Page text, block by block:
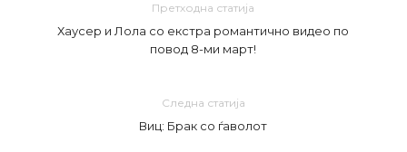
Претходна статија
Хаусер и Лола со екстра романтично видео по
повод 8-ми март!
Следна статија
Виц: Брак со ѓаволот